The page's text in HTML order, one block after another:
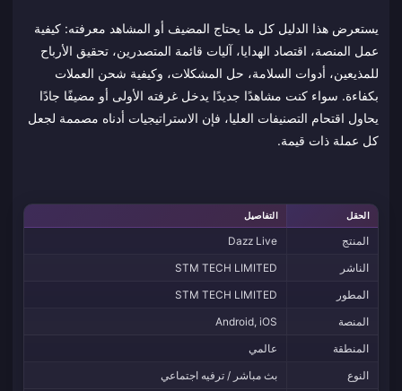
يستعرض هذا الدليل كل ما يحتاج المضيف أو المشاهد معرفته: كيفية
عمل المنصة، اقتصاد الهدايا، آليات قائمة المتصدرين، تحقيق الأرباح
للمذيعين، أدوات السلامة، حل المشكلات، وكيفية شحن العملات
بكفاءة. سواء كنت مشاهدًا جديدًا يدخل غرفته الأولى أو مضيفًا جادًا
يحاول اقتحام التصنيفات العليا، فإن الاستراتيجيات أدناه مصممة لجعل
كل عملة ذات قيمة.
الحقل التفاصيل
المنتج
Dazz Live
الناشر
STM TECH LIMITED
المطور
STM TECH LIMITED
المنصة
Android, iOS
المنطقة
عالمي
النوع
بث مباشر / ترفيه اجتماعي